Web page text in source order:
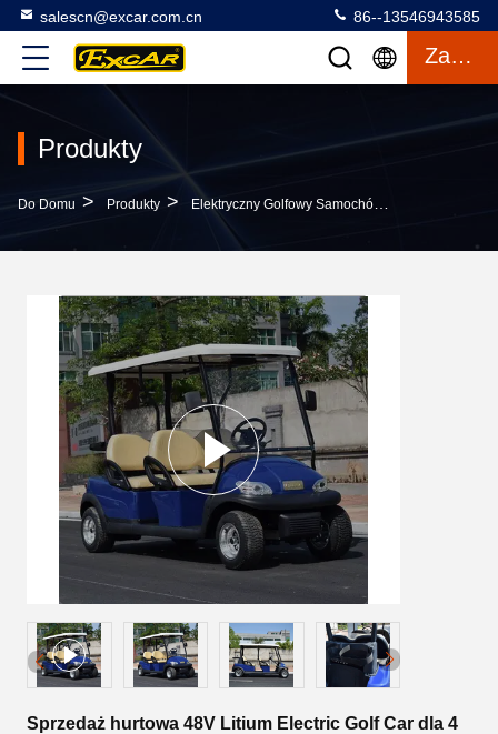
salescn@excar.com.cn 86--13546943585
Zacytować
Produkty
Do Domu > Produkty > Elektryczny Golfowy Samochód
Sprzedaż hurtowa 48V Litium Electric Golf Car dla 4